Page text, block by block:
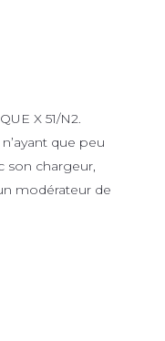
X 51/N2.
que peu
son chargeur,
modérateur de